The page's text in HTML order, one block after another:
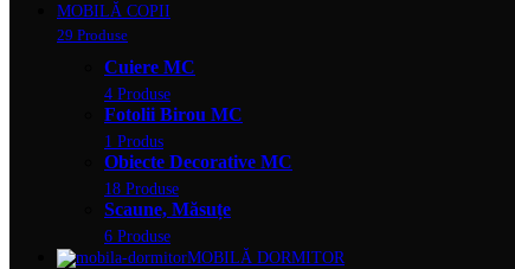
MOBILĂ COPII
29 Produse
Cuiere MC
4 Produse
Fotolii Birou MC
1 Produs
Obiecte Decorative MC
18 Produse
Scaune, Măsuțe
6 Produse
MOBILĂ DORMITOR